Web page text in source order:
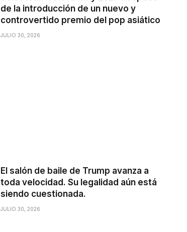
de la introducción de un nuevo y
controvertido premio del pop asiático
JULIO 30, 2026
El salón de baile de Trump avanza a
toda velocidad. Su legalidad aún está
siendo cuestionada.
JULIO 30, 2026